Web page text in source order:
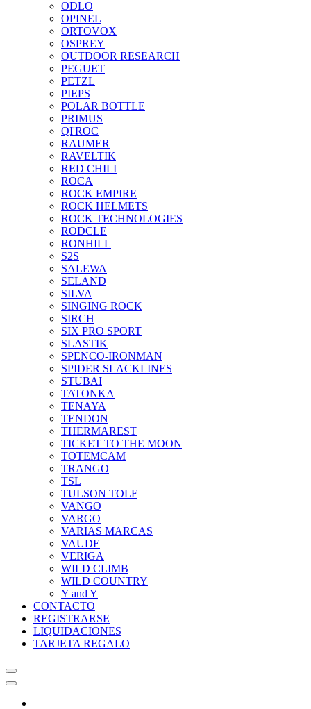
ODLO
OPINEL
ORTOVOX
OSPREY
OUTDOOR RESEARCH
PEGUET
PETZL
PIEPS
POLAR BOTTLE
PRIMUS
QI'ROC
RAUMER
RAVELTIK
RED CHILI
ROCA
ROCK EMPIRE
ROCK HELMETS
ROCK TECHNOLOGIES
RODCLE
RONHILL
S2S
SALEWA
SELAND
SILVA
SINGING ROCK
SIRCH
SIX PRO SPORT
SLASTIK
SPENCO-IRONMAN
SPIDER SLACKLINES
STUBAI
TATONKA
TENAYA
TENDON
THERMAREST
TICKET TO THE MOON
TOTEMCAM
TRANGO
TSL
TULSON TOLF
VANGO
VARGO
VARIAS MARCAS
VAUDE
VERIGA
WILD CLIMB
WILD COUNTRY
Y and Y
CONTACTO
REGISTRARSE
LIQUIDACIONES
TARJETA REGALO